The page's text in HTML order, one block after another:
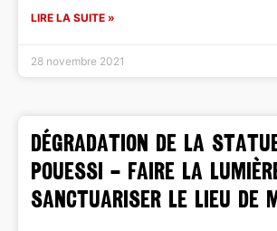
LIRE LA SUITE »
28 novembre 2021
DÉGRADATION DE LA
POUESSI – Faire la
sanctuariser le lieu de